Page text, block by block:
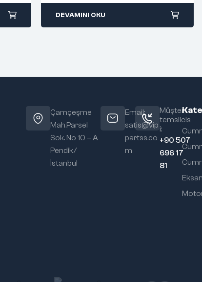
DEVAMINI OKU
Çamçeşme
Mah.Parsel
Sok. No 10 – A
Pendik/
İstanbul
Email:
satis@vip
partss.co
m
Müşteri
temsilcis
i:
+90 507
696 17
81